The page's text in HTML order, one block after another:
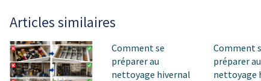
Articles similaires
Comment se
préparer au
nettoyage hivernal
Comment
préparer au
nettoyage